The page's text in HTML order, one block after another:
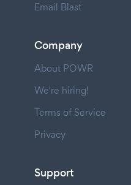
Email Blast
Company
About POWR
We're hiring!
Terms of Service
Privacy
Support